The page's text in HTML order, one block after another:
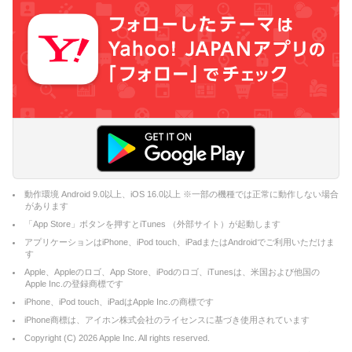
動作環境 Android 9.0以上、iOS 16.0以上 ※一部の機種では正常に動作しない場合
があります
「App Store」ボタンを押すとiTunes （外部サイト）が起動します
アプリケーションはiPhone、iPod touch、iPadまたはAndroidでご利用いただけま
す
Apple、Appleのロゴ、App Store、iPodのロゴ、iTunesは、米国および他国の
Apple Inc.の登録商標です
iPhone、iPod touch、iPadはApple Inc.の商標です
iPhone商標は、アイホン株式会社のライセンスに基づき使用されています
Copyright (C) 2026Apple Inc. All rights reserved.